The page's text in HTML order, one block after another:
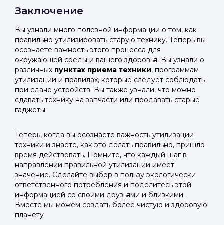
Заключение
Вы узнали много полезной информации о том, как
правильно утилизировать старую технику. Теперь вы
осознаете важность этого процесса для
окружающей среды и вашего здоровья. Вы узнали о
различных пунктах приема техники, программам
утилизации и правилах, которые следует соблюдать
при сдаче устройств. Вы также узнали, что можно
сдавать технику на запчасти или продавать старые
гаджеты.
Теперь, когда вы осознаете важность утилизации
техники и знаете, как это делать правильно, пришло
время действовать. Помните, что каждый шаг в
направлении правильной утилизации имеет
значение. Сделайте выбор в пользу экологически
ответственного потребления и поделитесь этой
информацией со своими друзьями и близкими.
Вместе мы можем создать более чистую и здоровую
планету